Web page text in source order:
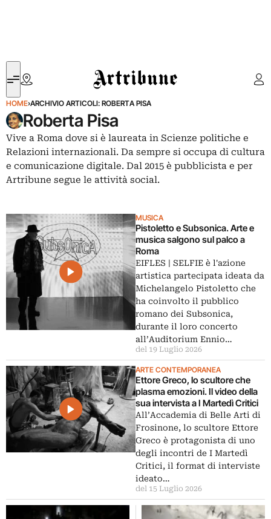
Artribune
HOME›ARCHIVIO ARTICOLI: ROBERTA PISA
Roberta Pisa
Vive a Roma dove si è laureata in Scienze politiche e
Relazioni internazionali. Da sempre si occupa di cultura
e comunicazione digitale. Dal 2015 è pubblicista e per
Artribune segue le attività social.
MUSICA
Pistoletto e Subsonica. Arte e
musica salgono sul palco a
Roma
EIFLES | SELFIE è l'azione
artistica partecipata ideata da
Michelangelo Pistoletto che
ha coinvolto il pubblico
romano dei Subsonica,
durante il loro concerto
all’Auditorium Ennio…
del 19 Luglio 2026
ARTE CONTEMPORANEA
Ettore Greco, lo scultore che
plasma emozioni. Il video della
sua intervista a I Martedì Critici
All’Accademia di Belle Arti di
Frosinone, lo scultore Ettore
Greco è protagonista di uno
degli incontri de I Martedì
Critici, il format di interviste
ideato…
del 15 Luglio 2026